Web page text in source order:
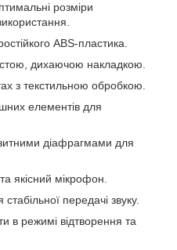
розміри
ABS-пластика.
дихаючою накладкою.
з текстильною обробкою.
елементів для
діафрагмами для
якісний мікрофон.
передачі звуку.
в режимі відтворення та